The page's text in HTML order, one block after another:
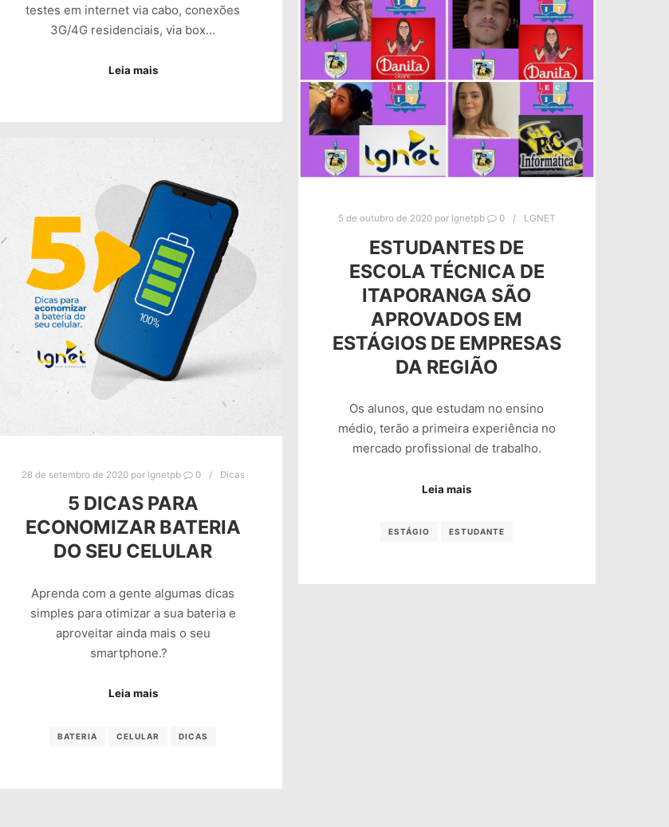
testes em internet via cabo, conexões
3G/4G residenciais, via box…
Leia mais
5 de outubro de 2020 por lgnetpb 0 LGNET
ESTUDANTES DE
ESCOLA TÉCNICA DE
ITAPORANGA SÃO
APROVADOS EM
ESTÁGIOS DE EMPRESAS
DA REGIÃO
Os alunos, que estudam no ensino
médio, terão a primeira experiência no
mercado profissional de trabalho.
Leia mais
ESTÁGIO ESTUDANTE
28 de setembro de 2020por lgnetpb 0 Dicas
5 DICAS PARA
ECONOMIZAR BATERIA
DO SEU CELULAR
Aprenda com a gente algumas dicas
simples para otimizar a sua bateria e
aproveitar ainda mais o seu
smartphone.?⠀
Leia mais
BATERIA CELULAR DICAS